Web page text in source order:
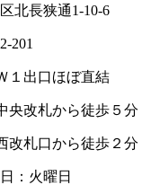
北長狭通1-10-6
201
１出口ほぼ直結
央改札から徒歩５分
改札口から徒歩２分
：火曜日